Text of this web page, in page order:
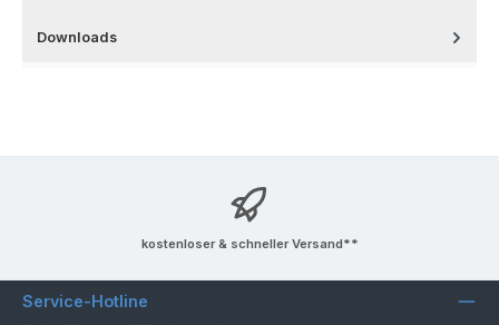
Downloads
kostenloser & schneller Versand**
Service-Hotline